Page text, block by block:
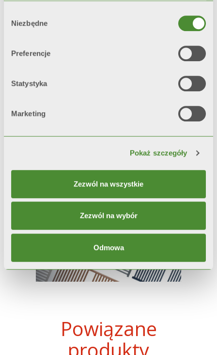
zgody
Niezbędne
Preferencje
Statystyka
Marketing
Pokaż szczegóły
Zezwól na wszystkie
Zezwól na wybór
Odmowa
niezmienne w czasie
niż grzejniki z
pojedynczą warstwą farby.
*test referencyjny: mgła solna i
Video
Powiązane